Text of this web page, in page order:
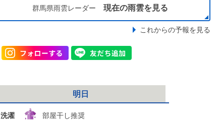
群馬県雨雲レーダー 現在の雨雲を見る
これからの予報を見る
明日
洗濯 部屋干し推奨